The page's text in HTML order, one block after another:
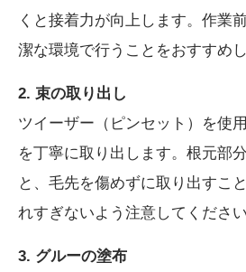
くと接着力が向上します。作業
潔な環境で行うことをおすすめし
2. 束の取り出し
ツイーザー（ピンセット）を使
を丁寧に取り出します。根元部
と、毛先を傷めずに取り出すこ
れすぎないよう注意してください
3. グルーの塗布